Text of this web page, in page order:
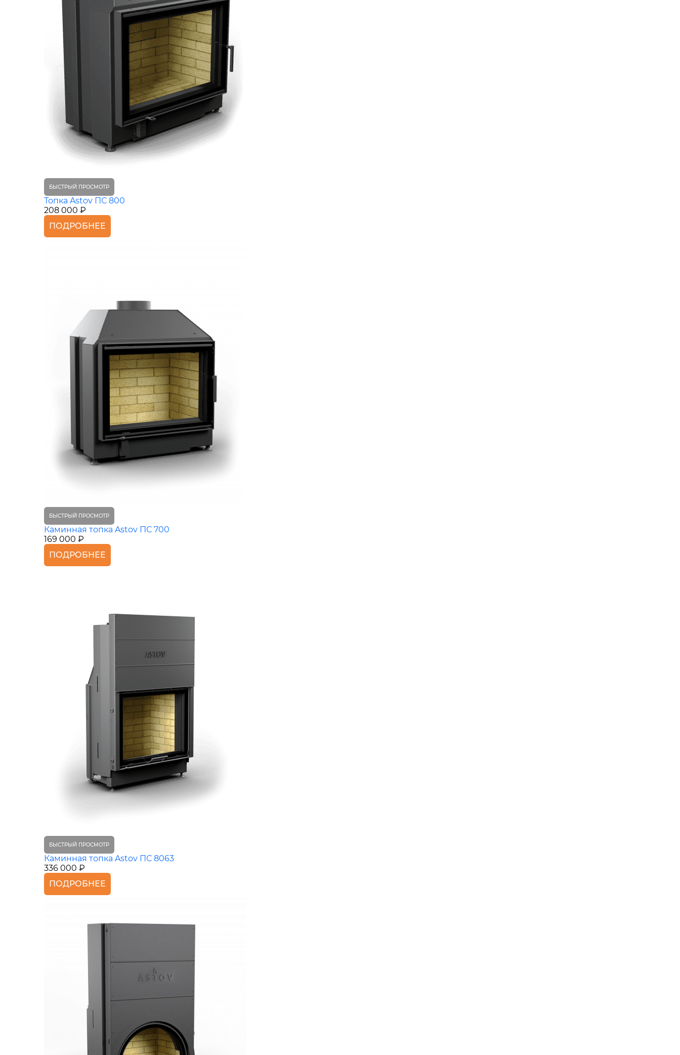
БЫСТРЫЙ ПРОСМОТР
Топка Astov ПС 800
208 000 ₽
ПОДРОБНЕЕ
БЫСТРЫЙ ПРОСМОТР
Каминная топка Astov ПС 700
169 000 ₽
ПОДРОБНЕЕ
БЫСТРЫЙ ПРОСМОТР
Каминная топка Astov ПС 8063
336 000 ₽
ПОДРОБНЕЕ